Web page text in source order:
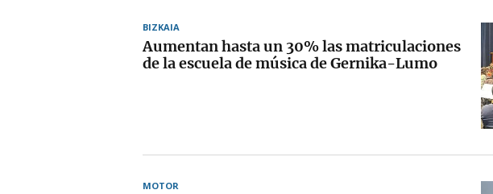
BIZKAIA
Aumentan hasta un 30% las matriculaciones
de la escuela de música de Gernika-Lumo
MOTOR